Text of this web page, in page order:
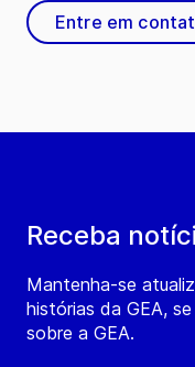
Receba
Mantenha-se
histórias da GEA,
sobre a GEA.
Entre em